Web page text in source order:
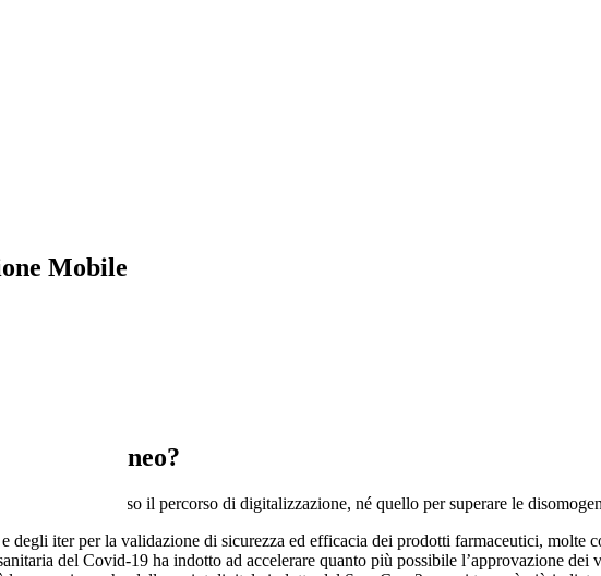
Mobile
temporaneo?
non è concluso il percorso di digitalizzazione, né quello per superare le
iter per la validazione di sicurezza ed efficacia dei prodotti farmaceutici, molte
del Covid-19 ha indotto ad accelerare quanto più possibile l’approvazione